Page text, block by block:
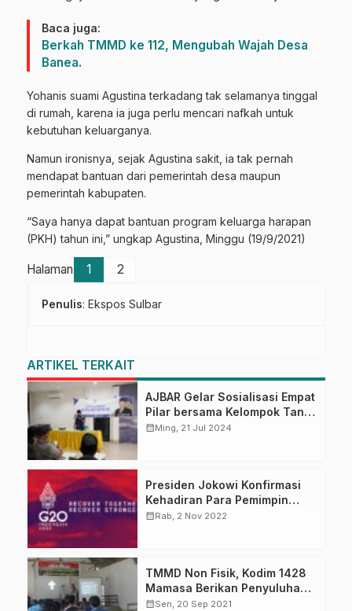
Baca juga:
Berkah TMMD ke 112, Mengubah Wajah Desa
Banea.
Yohanis suami Agustina terkadang tak selamanya tinggal
di rumah, karena ia juga perlu mencari nafkah untuk
kebutuhan keluarganya.
Namun ironisnya, sejak Agustina sakit, ia tak pernah
mendapat bantuan dari pemerintah desa maupun
pemerintah kabupaten.
“Saya hanya dapat bantuan program keluarga harapan
(PKH) tahun ini,” ungkap Agustina, Minggu (19/9/2021)
Halaman 1 2
Penulis: Ekspos Sulbar
ARTIKEL TERKAIT
AJBAR Gelar Sosialisasi Empat
Pilar bersama Kelompok Tani
Pasangkayu
calendar_monthMing, 21 Jul 2024
Presiden Jokowi Konfirmasi
Kehadiran Para Pemimpin
Negara pada KTT G20
calendar_monthRab, 2 Nov 2022
TMMD Non Fisik, Kodim 1428
Mamasa Berikan Penyuluhan
HIV/AIDS
calendar_monthSen, 20 Sep 2021